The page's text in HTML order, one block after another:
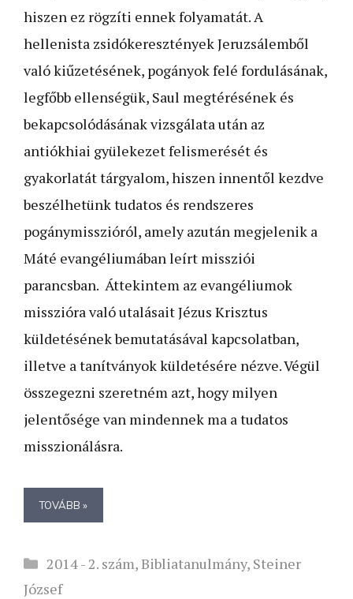
hiszen ez rögzíti ennek folyamatát. A
hellenista zsidókeresztények Jeruzsálemből
való kiűzetésének, pogányok felé fordulásának,
legfőbb ellenségük, Saul megtérésének és
bekapcsolódásának vizsgálata után az
antiókhiai gyülekezet felismerését és
gyakorlatát tárgyalom, hiszen innentől kezdve
beszélhetünk tudatos és rendszeres
pogánymisszióról, amely azután megjelenik a
Máté evangéliumában leírt missziói
parancsban. Áttekintem az evangéliumok
misszióra való utalásait Jézus Krisztus
küldetésének bemutatásával kapcsolatban,
illetve a tanítványok küldetésére nézve. Végül
összegezni szeretném azt, hogy milyen
jelentősége van mindennek ma a tudatos
misszionálásra.
TOVÁBB »
Kategória
2014 - 2. szám,Bibliatanulmány, Steiner
József